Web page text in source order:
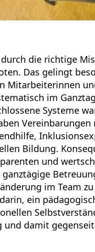
die richtige
Das gelingt
Mitarbeiterinnen
im
Systeme
Bildung.
und
im Team
ein
damit